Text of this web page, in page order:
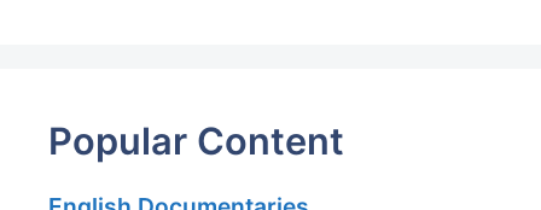
Popular Content